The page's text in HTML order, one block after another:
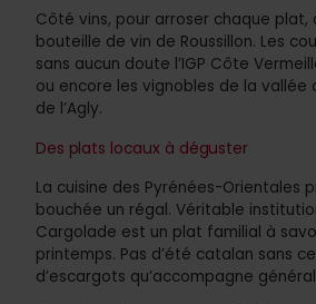
Côté vins, pour arroser chaque plat,
bouteille de vin de Roussillon. Les
sans aucun doute l’IGP Côte
ou encore les vignobles de la vallée
de l’Agly.
Des plats locaux à déguster
La cuisine des Pyrénées-Orientales
bouchée un régal. Véritable
Cargolade est un plat familial à
printemps. Pas d’été catalan sans
d’escargots qu’accompagne